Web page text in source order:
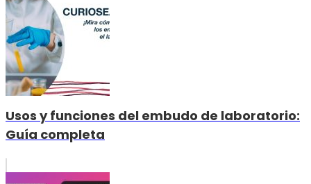
Usos y funciones del embudo de laboratorio:
Guía completa